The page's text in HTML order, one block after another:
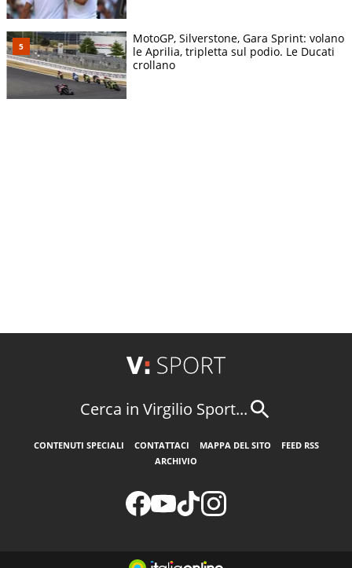
MotoGP, Silverstone, Gara Sprint: volano
le Aprilia, tripletta sul podio. Le Ducati
crollano
Cerca in Virgilio Sport...
CONTENUTI SPECIALI CONTATTACI MAPPA DEL SITO
FEED RSS
ARCHIVIO